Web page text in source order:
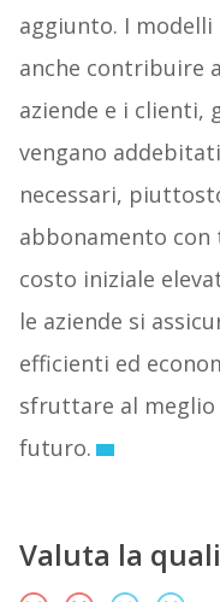
aggiunto. I
anche contribuire
aziende e i clienti,
vengano
necessari,
abbonamento
costo iniziale
le aziende si
efficienti ed
sfruttare al
futuro.
Valuta la